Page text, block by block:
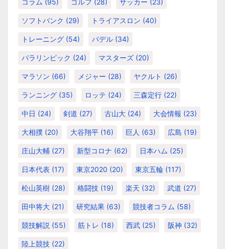
コラム (95) ゴルフ (28) サッカー (23)
ソフトバンク (29) トライアスロン (40)
トレーニング (54) パデル (34)
パラリンピック (24) マスターズ (20)
マラソン (66) メジャー (28) ヤクルト (26)
ランニング (35) ロッテ (24) 三森定行 (22)
中日 (24) 剣道 (27) 古山大 (24) 大会情報 (23)
大相撲 (20) 大谷翔平 (16) 巨人 (63) 広島 (19)
庄山大輔 (27) 新型コロナ (62) 日本ハム (25)
日本代表 (17) 東京2020 (20) 東京五輪 (117)
松山英樹 (28) 格闘技 (19) 楽天 (32) 武道 (27)
田中将大 (21) 研究結果 (63) 競技者コラム (58)
競技解説 (55) 筋トレ (18) 西武 (25) 阪神 (32)
陸上競技 (22)